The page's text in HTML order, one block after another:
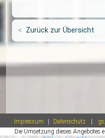
Auf der Webseite
Informationen zur
https://
Zurück zur